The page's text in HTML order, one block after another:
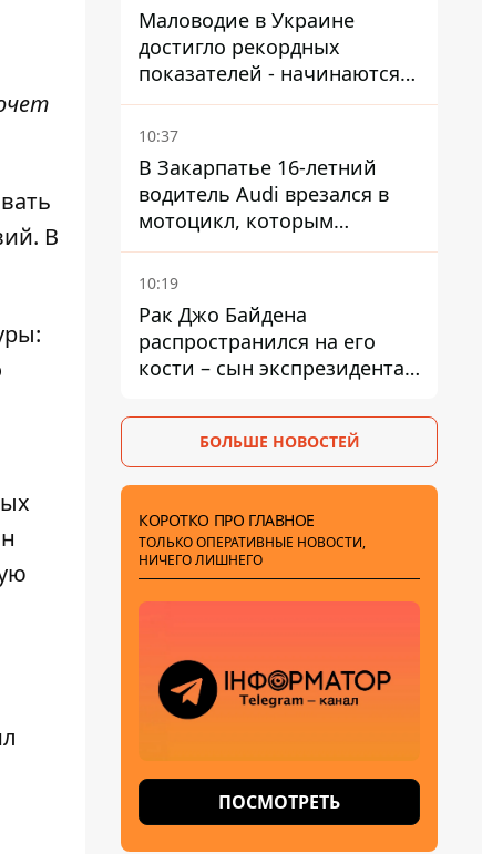
В
Маловодие в Украине
достигло рекордных
показателей - начинаются
ограничения
водоснабжения
10:37
В Закарпатье 16-летний
водитель Audi врезался в
мотоцикл, которым
управлял 10-летний
мальчик
10:19
Рак Джо Байдена
распространился на его
кости – сын экспрезидента
отца прогрессирует
БОЛЬШЕ НОВОСТЕЙ
КОРОТКО ПРО ГЛАВНОЕ
ТОЛЬКО ОПЕРАТИВНЫЕ НОВОСТИ,
НИЧЕГО ЛИШНЕГО
ПОСМОТРЕТЬ